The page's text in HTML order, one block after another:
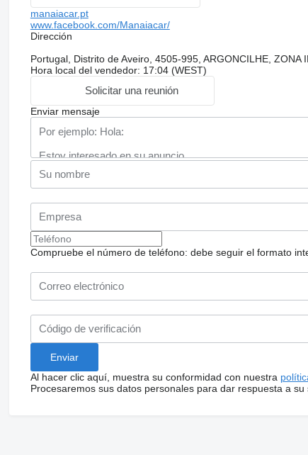
manaiacar.pt
www.facebook.com/Manaiacar/
Dirección
Portugal, Distrito de Aveiro, 4505-995, ARGONCILHE, ZONA
Hora local del vendedor: 17:04 (WEST)
Solicitar una reunión
Enviar mensaje
Compruebe el número de teléfono: debe seguir el formato
Al hacer clic aquí, muestra su conformidad con nuestra
Procesaremos sus datos personales para dar respuesta a su